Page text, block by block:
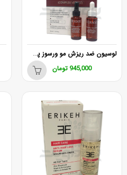
لوسیون ضد ریزش مو ورسوز پک دوتایی (لوسیون روز + لوسیون شب)
945,000تومان